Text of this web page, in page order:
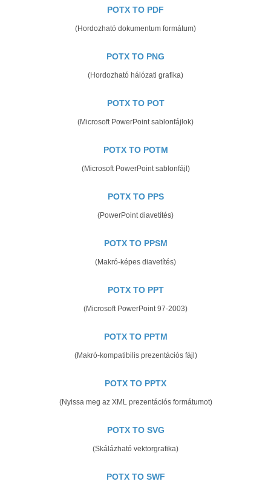
POTX TO PDF
(Hordozható dokumentum formátum)
POTX TO PNG
(Hordozható hálózati grafika)
POTX TO POT
(Microsoft PowerPoint sablonfájlok)
POTX TO POTM
(Microsoft PowerPoint sablonfájl)
POTX TO PPS
(PowerPoint diavetítés)
POTX TO PPSM
(Makró-képes diavetítés)
POTX TO PPT
(Microsoft PowerPoint 97-2003)
POTX TO PPTM
(Makró-kompatibilis prezentációs fájl)
POTX TO PPTX
(Nyissa meg az XML prezentációs formátumot)
POTX TO SVG
(Skálázható vektorgrafika)
POTX TO SWF